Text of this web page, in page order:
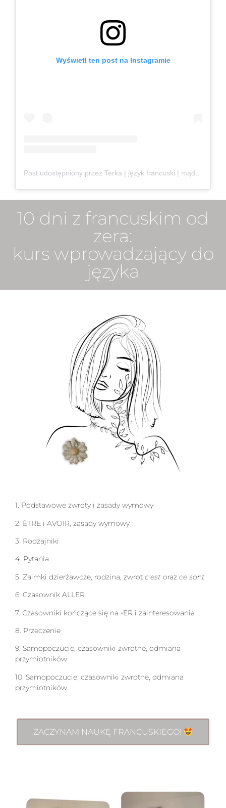
Wyświetl ten post na Instagramie
10 dni z francuskim od
zera:
kurs wprowadzający do
języka
1. Podstawowe zwroty i zasady wymowy
2. ÊTRE i AVOIR, zasady wymowy
3. Rodzajniki
4. Pytania
5. Zaimki dzierżawcze, rodzina, zwrot c’est oraz ce sont
6. Czasownik ALLER
7. Czasowniki kończące się na -ER i zainteresowania
8. Przeczenie
9. Samopoczucie, czasowniki zwrotne, odmiana
przymiotników
10. Samopoczucie, czasowniki zwrotne, odmiana
przymiotników
ZACZYNAM NAUKĘ FRANCUSKIEGO!